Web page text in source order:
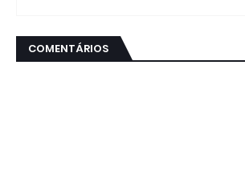
COMENTÁRIOS